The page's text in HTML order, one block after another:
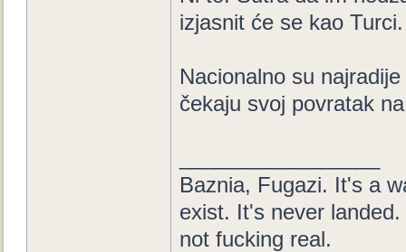
izjasnit će se kao
Nacionalno su
čekaju svoj povratak
Baznia, Fugazi. It's a
exist. It's never
not fucking real.